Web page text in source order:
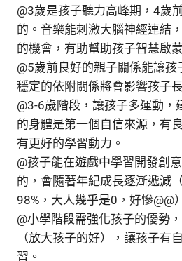
@3歲是孩子聽力高峰期，4歲
的。音樂能刺激大腦神經連結
的機會，有助幫助孩子智慧啟蒙
@5歲前良好的親子關係能讓孩
穩定的依附關係將會影響孩子
@3-6歲階段，讓孩子多運動，
的身體是第一個自信來源，有
有更好的學習動力。
@孩子能在遊戲中學習開發創
的，會隨著年紀成長逐漸遞減
98%，大人幾乎是0，好慘@@）
@小學階段需強化孩子的優勢
（放大孩子的好），讓孩子有
習。